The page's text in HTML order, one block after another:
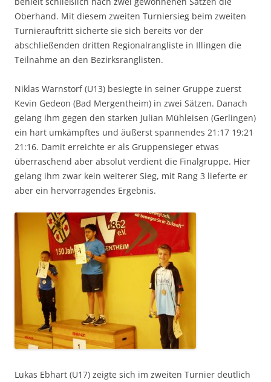
Oberhand. Mit diesem zweiten Turniersieg beim zweiten
Turnierauftritt sicherte sie sich bereits vor der
abschließenden dritten Regionalrangliste in Illingen die
Teilnahme an den Bezirksranglisten.
Niklas Warnstorf (U13) besiegte in seiner Gruppe zuerst
Kevin Gedeon (Bad Mergentheim) in zwei Sätzen. Danach
gelang ihm gegen den starken Julian Mühleisen (Gerlingen)
ein hart umkämpftes und äußerst spannendes 21:17 19:21
21:16. Damit erreichte er als Gruppensieger etwas
überraschend aber absolut verdient die Finalgruppe. Hier
gelang ihm zwar kein weiterer Sieg, mit Rang 3 lieferte er
aber ein hervorragendes Ergebnis.
Lukas Ebhart (U17) zeigte sich im zweiten Turnier deutlich